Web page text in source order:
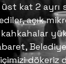
kat 2 ayrı
açık
içimizi